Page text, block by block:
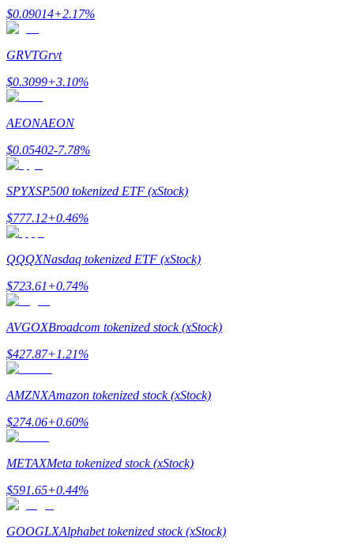
แนะนำ
กลยุทธ์การซื้อขาย
$0.09014+2.17%
GRVTGrvt
$0.3099+3.10%
AEONAEON
$0.05402-7.78%
SPYXSP500 tokenized ETF (xStock)
$777.12+0.46%
QQQXNasdaq tokenized ETF (xStock)
$723.61+0.74%
AVGOXBroadcom tokenized stock (xStock)
$427.87+1.21%
AMZNXAmazon tokenized stock (xStock)
$274.06+0.60%
METAXMeta tokenized stock (xStock)
$591.65+0.44%
GOOGLXAlphabet tokenized stock (xStock)